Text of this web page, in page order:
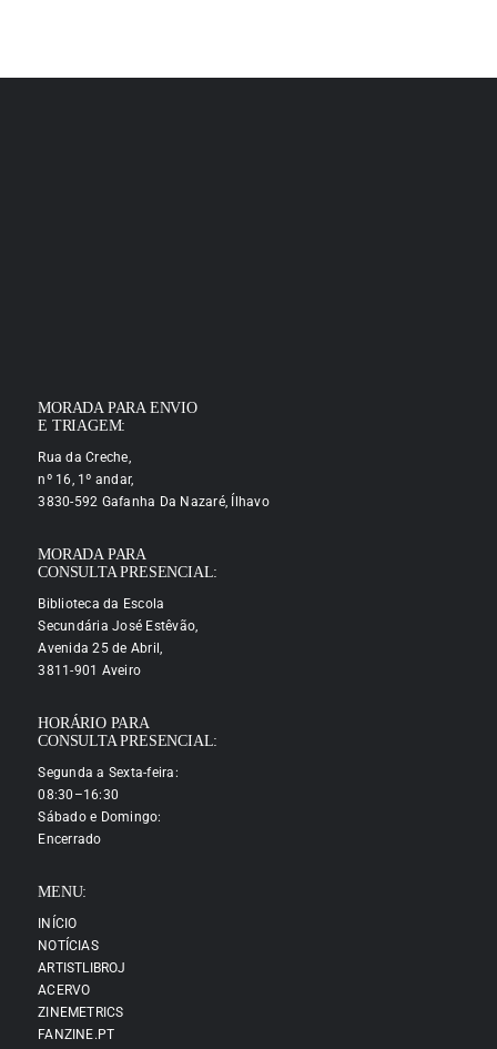
MORADA PARA ENVIO
E TRIAGEM:
Rua da Creche,
nº 16, 1º andar,
3830-592 Gafanha Da Nazaré, Ílhavo
MORADA PARA
CONSULTA PRESENCIAL:
Biblioteca da Escola
Secundária José Estêvão,
Avenida 25 de Abril,
3811-901 Aveiro
HORÁRIO PARA
CONSULTA PRESENCIAL:
Segunda a Sexta-feira:
08:30–16:30
Sábado e Domingo:
Encerrado
MENU:
INÍCIO
NOTÍCIAS
ARTISTLIBROJ
ACERVO
ZINEMETRICS
FANZINE.PT